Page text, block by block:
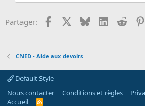
Partager: Facebook BlueskyLinkedInReddit
CNED - Aide aux devoirs
Default Style
Nous contacter
Conditions et règles
Accueil
R